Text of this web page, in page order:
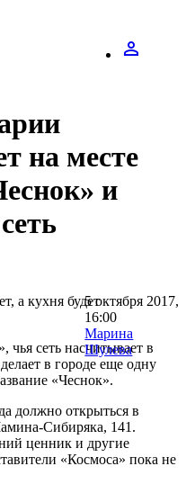
perm_identity
на месте
и
5 октября 2017,
16:00
Марина
Шулева
а кухня будет
сеть насчитывает в
в городе еще одну
«Чеснок».
должно открыться в
Сибиряка, 141.
ценник и другие
«Космоса» пока не